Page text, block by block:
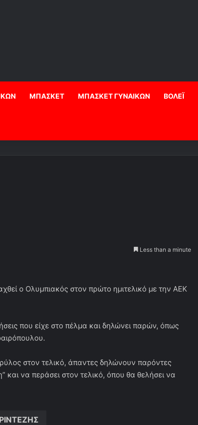
ΜΠΑΣΚΕΤ ΜΠΑΣΚΕΤ ΓΥΝΑΙΚΩΝ ΒΟΛΕΪ
Less than a minute
ο Ολυμπιακός στον πρώτο ημιτελικό με την ΑΕΚ
που είχε στο πέλμα και δηλώνει παρών, όπως
στον τελικό, άπαντες δηλώνουν παρόντες
να περάσει στον τελικό, όπου θα θελήσει να